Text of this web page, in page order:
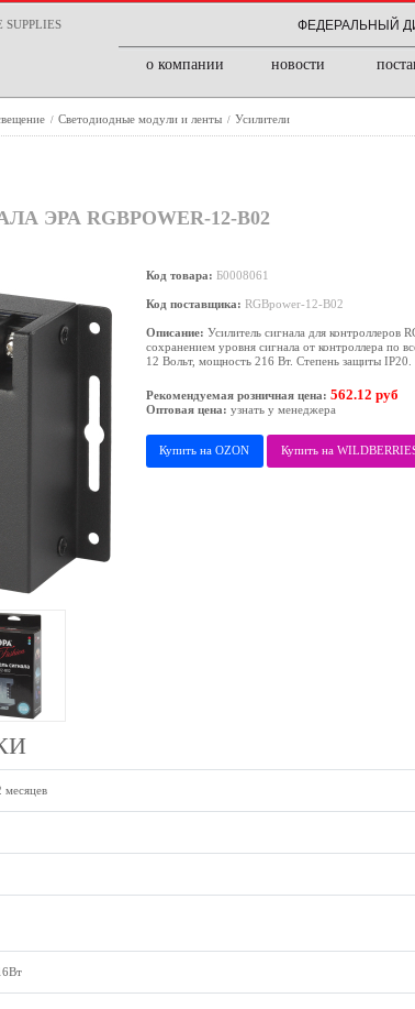
ФЕДЕРАЛЬНЫЙ
о компании новости
/ Светодиодные модули и ленты / Усилители
ЭРА RGBPOWER-12-B02
Код товара: Б0008061
Код поставщика: RGBpower-12-B02
Описание: Усилитель сигнала для контроллеров
сохранением уровня сигнала от контроллера по
12 Вольт, мощность 216 Вт. Степень защиты IP20.
Рекомендуемая розничная цена: 562.12 руб
Оптовая цена: узнать у менеджера
Купить на OZON Купить на
месяцев